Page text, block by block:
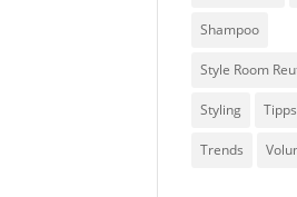
Shampoo
Style Room
Styling Tipps
Trends